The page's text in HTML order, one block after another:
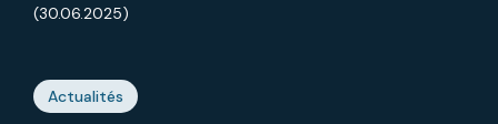
(30.06.2025)
Actualités